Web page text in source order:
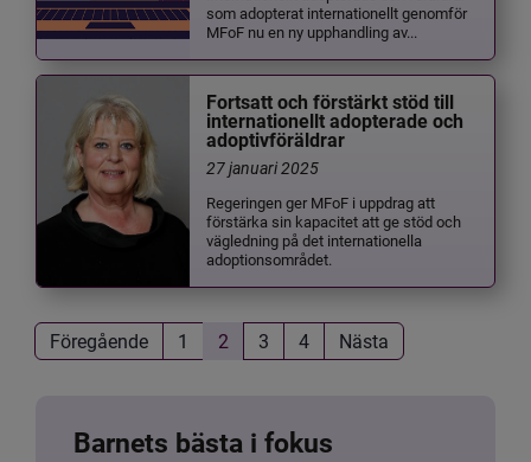
som adopterat internationellt genomför
MFoF nu en ny upphandling av...
Fortsatt och förstärkt stöd till
internationellt adopterade och
adoptivföräldrar
27 januari 2025
Regeringen ger MFoF i uppdrag att
förstärka sin kapacitet att ge stöd och
vägledning på det internationella
adoptionsområdet.
Föregående 1 2 3 4 Nästa
Barnets bästa i fokus